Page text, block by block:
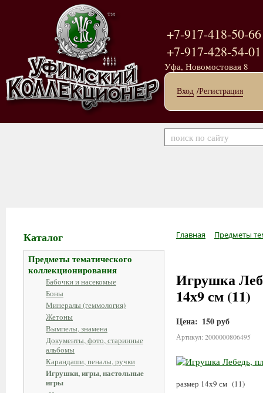
+7-917-418-50-66
+7-917-428-54-01
Уфа, Новомостовая 8
Вход /Регистрация
Каталог
Предметы тематического
коллекционирования
Бабочки и насекомые
Боны
Минералы (геммология)
Жетоны
Вымпелы, знамена
Документы, фото, старинные
альбомы
Карандаши, пеналы, ручки
Игрушки, игры, настольные
игры
Главная Предметы
Игрушка
14х9 см (11)
Цена: 150 руб
Артикул: 2000000806495
размер 14х9 см (11)